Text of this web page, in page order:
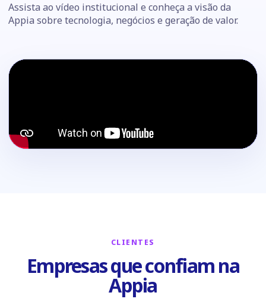
Assista ao vídeo institucional e conheça a visão da
Appia sobre tecnologia, negócios e geração de valor.
CLIENTES
Empresas que confiam na
Appia